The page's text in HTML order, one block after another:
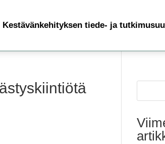
Kestävänkehityksen tiede- ja